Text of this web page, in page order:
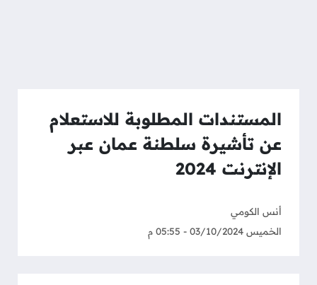
المستندات المطلوبة للاستعلام
عن تأشيرة سلطنة عمان عبر
الإنترنت 2024
أنس الكومي
الخميس 03/10/2024 - 05:55 م